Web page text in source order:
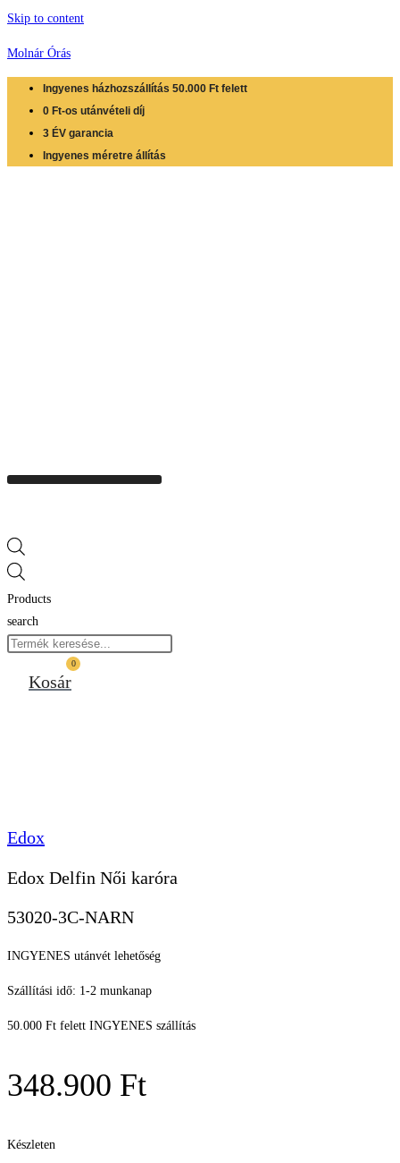
Skip to content
Molnár Órás
Ingyenes házhozszállítás 50.000 Ft felett
0 Ft-os utánvételi díj
3 ÉV garancia
Ingyenes méretre állítás
Products
search
0
Kosár
Edox
Edox Delfin Női karóra
53020-3C-NARN
INGYENES utánvét lehetőség
Szállítási idő: 1-2 munkanap
50.000 Ft felett INGYENES szállítás
348.900 Ft
Készleten